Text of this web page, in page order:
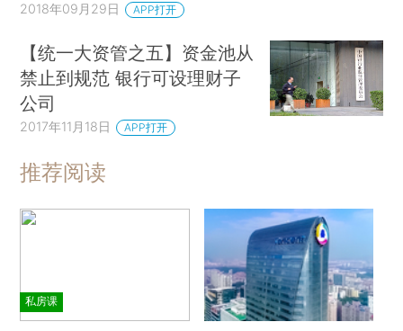
2018年09月29日 APP打开
【统一大资管之五】资金池从
禁止到规范 银行可设理财子
公司
2017年11月18日 APP打开
推荐阅读
私房课